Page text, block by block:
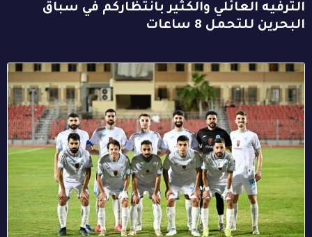
الترفيه العائلي والكثير بانتظاركم في سباق
البحرين للتحمل 8 ساعات